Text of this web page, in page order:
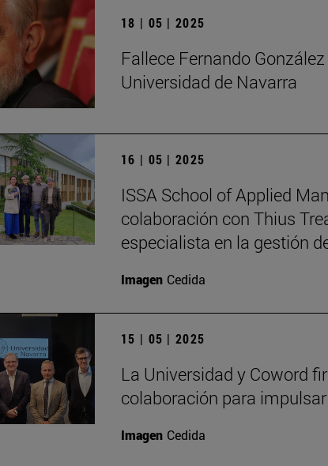
18 | 05 | 2025
Fallece Fernando
Universidad de Navarra
16 | 05 | 2025
ISSA School of Applied
colaboración con Thius
especialista en la gestión
Imagen Cedida
15 | 05 | 2025
La Universidad y Coword
colaboración para
Imagen Cedida